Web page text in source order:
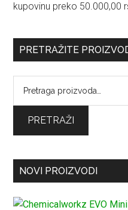
kupovinu preko 50.000,00
PRETRAŽITE
PRETRAŽI
NOVI PROIZVODI